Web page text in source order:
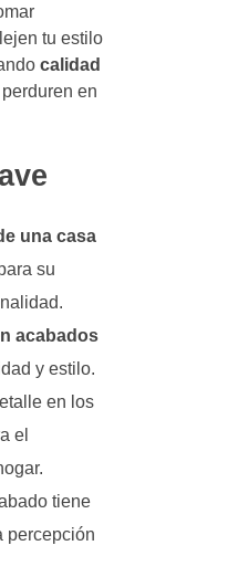
tu estilo
calidad
en
una casa
su
acabados
y estilo.
en los
el
tiene
percepción